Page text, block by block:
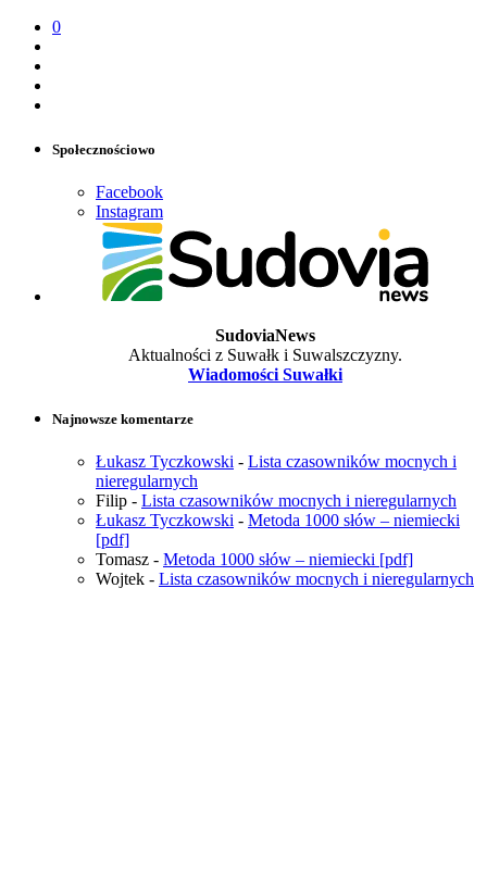
0
Społecznościowo
Facebook
Instagram
SudoviaNews
Aktualności z Suwałk i Suwalszczyzny.
Wiadomości Suwałki
Najnowsze komentarze
Łukasz Tyczkowski - Lista czasowników mocnych i
nieregularnych
Filip - Lista czasowników mocnych i nieregularnych
Łukasz Tyczkowski - Metoda 1000 słów – niemiecki
[pdf]
Tomasz - Metoda 1000 słów – niemiecki [pdf]
Wojtek - Lista czasowników mocnych i nieregularnych